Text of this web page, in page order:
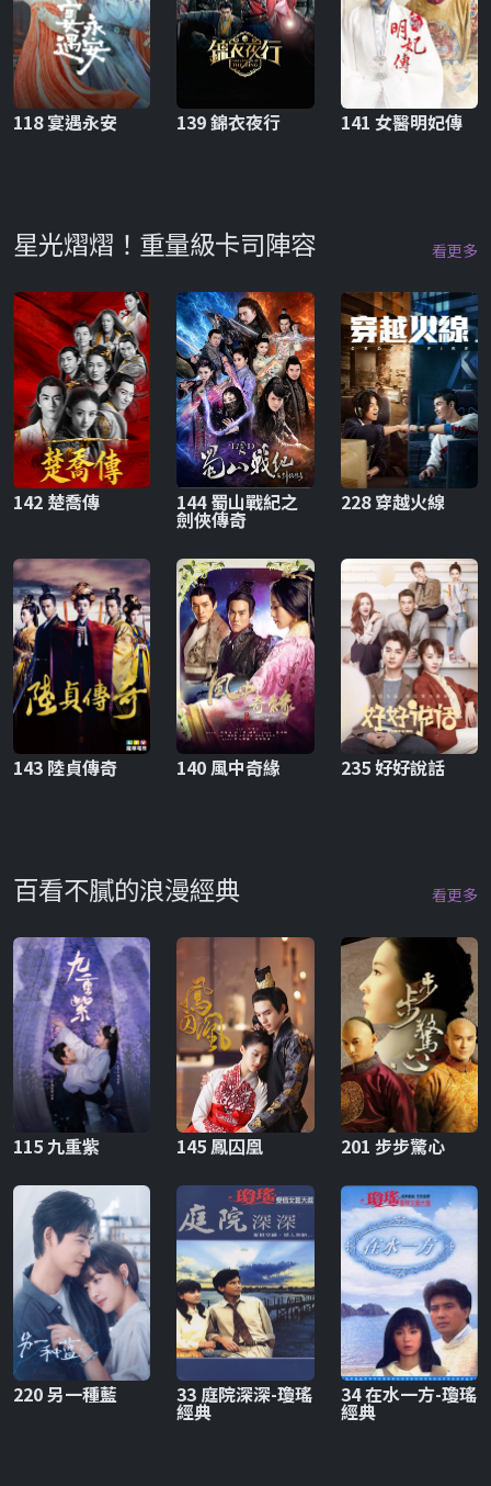
118 宴遇永安 139 錦衣夜行 141 女醫明妃傳
星光熠熠！重量級卡司陣容 看更多
142 楚喬傳 144 蜀山戰紀之
劍俠傳奇
228 穿越火線
143 陸貞傳奇 140 風中奇緣 235 好好說話
百看不膩的浪漫經典 看更多
115 九重紫 145 鳳囚凰 201 步步驚心
220 另一種藍 33 庭院深深-瓊瑤
經典
34 在水一方-瓊瑤
經典